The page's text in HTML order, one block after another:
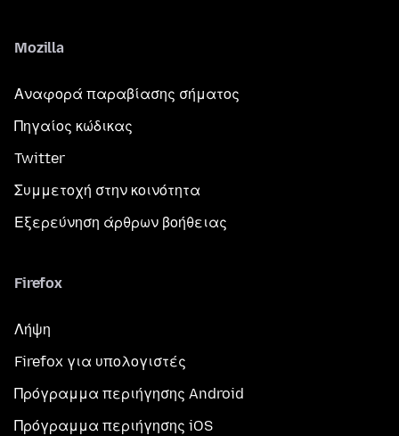
Mozilla
Αναφορά παραβίασης σήματος
Πηγαίος κώδικας
Twitter
Συμμετοχή στην κοινότητα
Εξερεύνηση άρθρων βοήθειας
Firefox
Λήψη
Firefox για υπολογιστές
Πρόγραμμα περιήγησης Android
Πρόγραμμα περιήγησης iOS